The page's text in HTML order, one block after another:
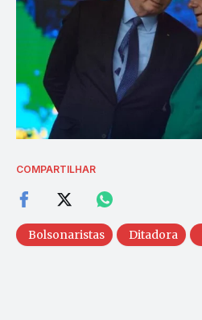
COMPARTILHAR
Bolsonaristas Ditadora